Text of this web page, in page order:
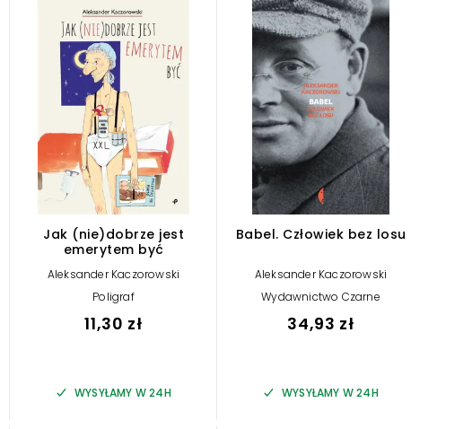
Jak (nie)dobrze jest
emerytem być
Aleksander Kaczorowski
Poligraf
11,30 zł
WYSYŁAMY W 24H
Babel. Człowiek bez losu
Aleksander Kaczorowski
Wydawnictwo Czarne
34,93 zł
WYSYŁAMY W 24H